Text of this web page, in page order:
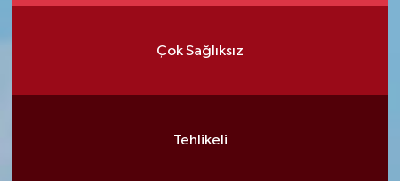
Çok Sağlıksız
Tehlikeli